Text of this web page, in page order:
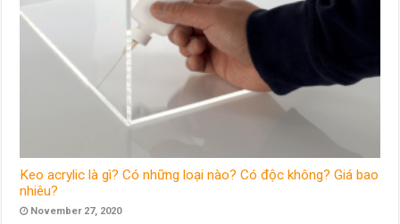
Keo acrylic là gì? Có những loại nào? Có độc không? Giá bao
nhiêu?
November 27, 2020